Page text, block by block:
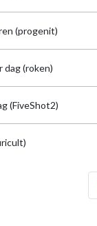
(progenit)
dag (roken)
(FiveShot2)